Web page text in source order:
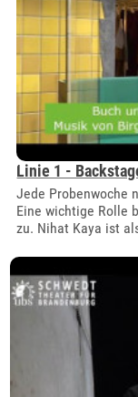
Linie 1 -
Jede Probenwoche
Eine wichtige Rolle
zu. Nihat Kaya ist